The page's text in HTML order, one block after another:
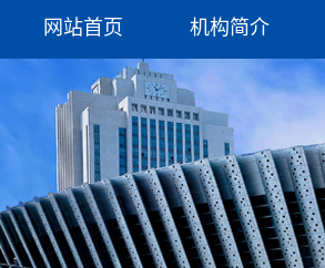
网站首页 机构简介